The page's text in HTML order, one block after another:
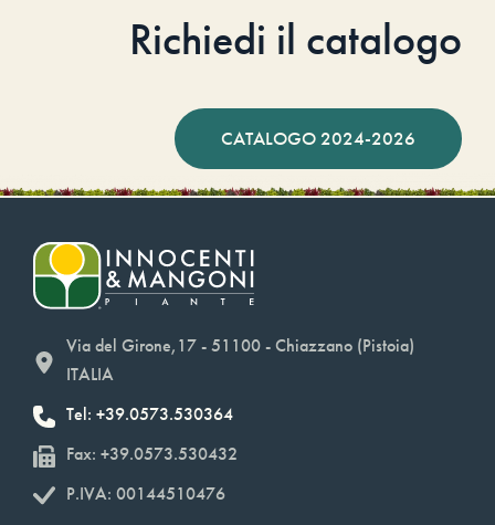
Richiedi il catalogo
CATALOGO 2024-2026
Via del Girone,17 - 51100 - Chiazzano (Pistoia)
ITALIA
Tel: +39.0573.530364
Fax: +39.0573.530432
P.IVA: 00144510476